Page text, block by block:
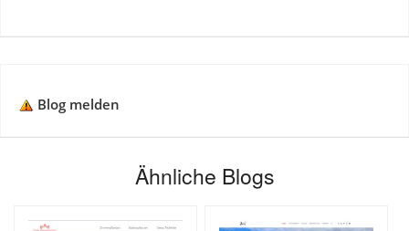
Blog melden
Ähnliche Blogs